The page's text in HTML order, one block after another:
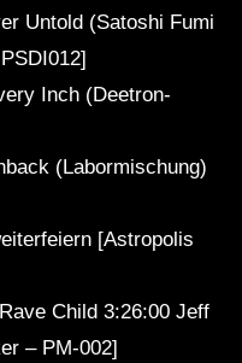
Untold (Satoshi Fumi
Inch (Deetron-
(Labormischung)
[Astropolis
Child 3:26:00 Jeff
– PM-002]